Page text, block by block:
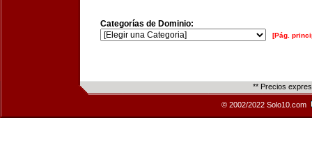
Categorías de Dominio:
[Pág.
** Precios
© 2002/2022 Solo10.com